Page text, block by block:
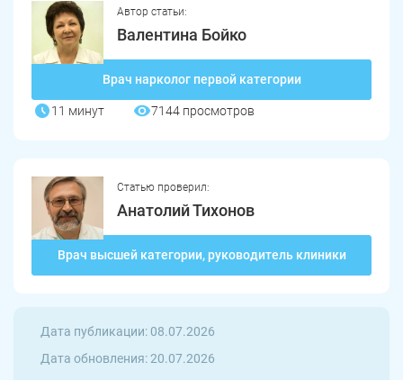
Автор статьи:
Валентина Бойко
Врач нарколог первой категории
11 минут 7144 просмотров
Статью проверил:
Анатолий Тихонов
Врач высшей категории, руководитель клиники
Дата публикации: 08.07.2026
Дата обновления: 20.07.2026
Аша
Коркино Кыштым
Южноуральск Сатка
Троицк
Копейск Миасс
Златоуст Магнитогорск